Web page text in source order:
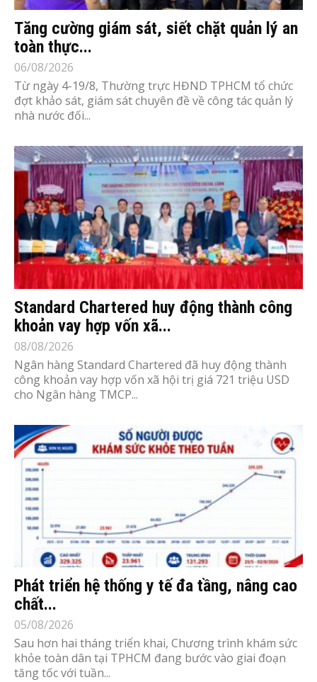
Tăng cường giám sát, siết chặt quản lý an
toàn thực...
06/08/2026
Từ ngày 4-19/8, Thường trực HĐND TPHCM tổ chức
đợt khảo sát, giám sát chuyên đề về công tác quản lý
nhà nước đối...
Standard Chartered huy động thành công
khoản vay hợp vốn xã...
08/08/2026
Ngân hàng Standard Chartered đã huy động thành
công khoản vay hợp vốn xã hội trị giá 721 triệu USD
cho Ngân hàng TMCP...
Phát triển hệ thống y tế đa tầng, nâng cao
chất...
05/08/2026
Sau hơn hai tháng triển khai, Chương trình khám sức
khỏe toàn dân tại TPHCM đang bước vào giai đoạn
tăng tốc với tuần...